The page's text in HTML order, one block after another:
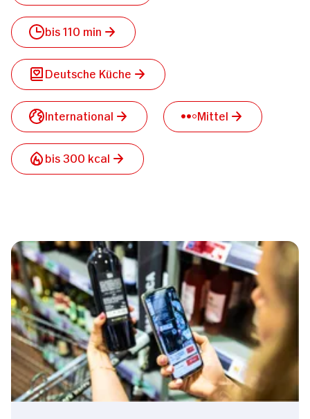
bis 110 min
Deutsche Küche
International Mittel
bis 300 kcal